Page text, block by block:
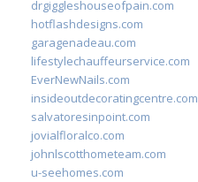
drgiggleshouseofpain.com
hotflashdesigns.com
garagenadeau.com
lifestylechauffeurservice.com
EverNewNails.com
insideoutdecoratingcentre.com
salvatoresinpoint.com
jovialfloralco.com
johnlscotthometeam.com
u-seehomes.com